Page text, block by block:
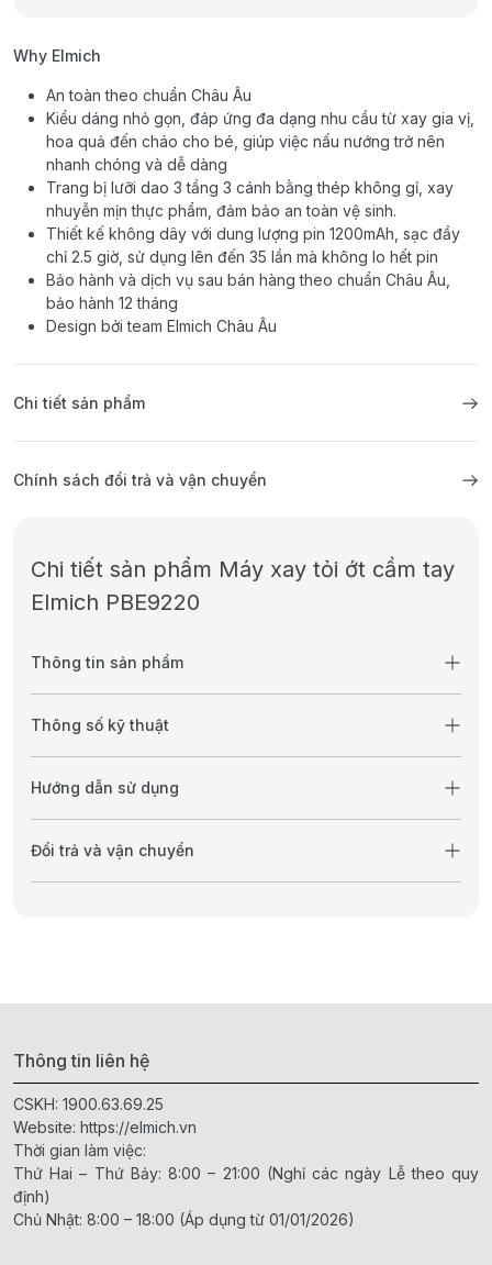
Why Elmich
An toàn theo chuẩn Châu Âu
Kiểu dáng nhỏ gọn, đáp ứng đa dạng nhu cầu từ xay gia vị,
hoa quả đến cháo cho bé, giúp việc nấu nướng trở nên
nhanh chóng và dễ dàng
Trang bị lưỡi dao 3 tầng 3 cánh bằng thép không gỉ, xay
nhuyễn mịn thực phẩm, đảm bảo an toàn vệ sinh.
Thiết kế không dây với dung lượng pin 1200mAh, sạc đầy
chỉ 2.5 giờ, sử dụng lên đến 35 lần mà không lo hết pin
Bảo hành và dịch vụ sau bán hàng theo chuẩn Châu Âu,
bảo hành 12 tháng
Design bởi team Elmich Châu Âu
Chi tiết sản phẩm
Chính sách đổi trả và vận chuyển
Chi tiết sản phẩm Máy xay tỏi ớt cầm tay
Elmich PBE9220
Thông tin sản phẩm
Thông số kỹ thuật
Hướng dẫn sử dụng
Đổi trả và vận chuyển
Thông tin liên hệ
CSKH: 1900.63.69.25
Website: https://elmich.vn
Thời gian làm việc:
Thứ Hai – Thứ Bảy: 8:00 – 21:00 (Nghỉ các ngày Lễ theo quy
định)
Chủ Nhật: 8:00 – 18:00 (Áp dụng từ 01/01/2026)